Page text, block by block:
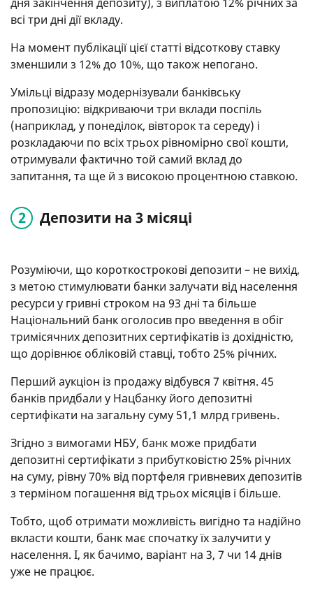
всі три дні дії вкладу.
На момент публікації цієї статті відсоткову ставку
зменшили з 12% до 10%, що також непогано.
Умільці відразу модернізували банківську
пропозицію: відкриваючи три вклади поспіль
(наприклад, у понеділок, вівторок та середу) і
розкладаючи по всіх трьох рівномірно свої кошти,
отримували фактично той самий вклад до
запитання, та ще й з високою процентною ставкою.
Депозити на 3 місяці
Розуміючи, що короткострокові депозити – не вихід,
з метою стимулювати банки залучати від населення
ресурси у гривні строком на 93 дні та більше
Національний банк оголосив про введення в обіг
тримісячних депозитних сертифікатів із дохідністю,
що дорівнює обліковій ставці, тобто 25% річних.
Перший аукціон із продажу відбувся 7 квітня. 45
банків придбали у Нацбанку його депозитні
сертифікати на загальну суму 51,1 млрд гривень.
Згідно з вимогами НБУ, банк може придбати
депозитні сертифікати з прибутковістю 25% річних
на суму, рівну 70% від портфеля гривневих депозитів
з терміном погашення від трьох місяців і більше.
Тобто, щоб отримати можливість вигідно та надійно
вкласти кошти, банк має спочатку їх залучити у
населення. І, як бачимо, варіант на 3, 7 чи 14 днів
уже не працює.